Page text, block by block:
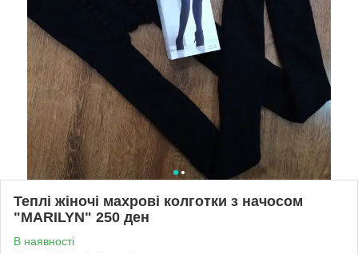
Теплі жіночі махрові колготки з начосом
"MARILYN" 250 ден
В наявності